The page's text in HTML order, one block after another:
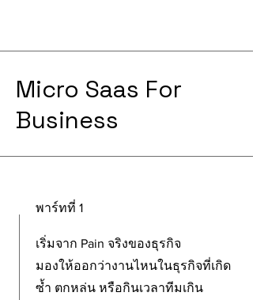
Micro Saas For
Business
พาร์ทที่ 1
เริ่มจาก Pain จริงของธุรกิจ
มองให้ออกว่างานไหนในธุรกิจที่เกิด
ซ้ำ ตกหล่น หรือกินเวลาทีมเกิน